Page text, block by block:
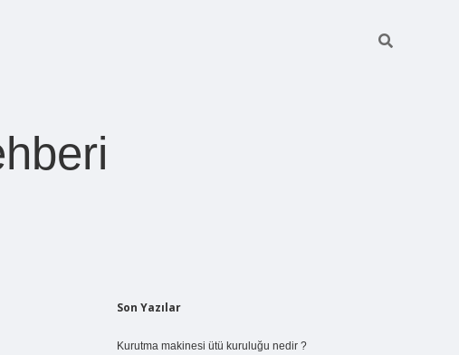
Sidebar
Son Yazılar
Kurutma makinesi ütü kuruluğu nedir ?